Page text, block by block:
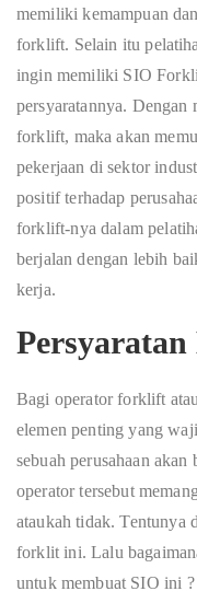
memiliki kemampuan
forklift. Selain itu
ingin memiliki SIO
persyaratannya.
forklift, maka akan
pekerjaan di sektor
positif terhadap
forklift-nya dalam
berjalan dengan lebih
kerja.
Bagi operator forklift
elemen penting yang
sebuah perusahaan
operator tersebut
ataukah tidak. Tentunya
forklit ini. Lalu
untuk membuat SIO ini